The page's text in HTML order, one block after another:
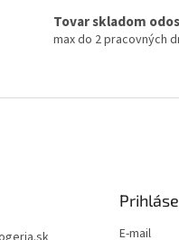
Tovar skladom
max do 2 pracovných
E-mail